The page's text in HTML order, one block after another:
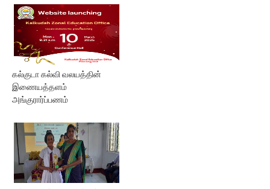
கல்குடா கல்வி வலயத்தின்
இணையத்தளம்
அங்குரார்ப்பணம்